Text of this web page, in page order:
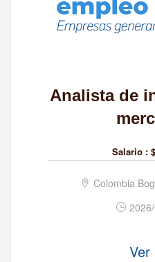
Analista de
Salario :
Colombia
Ver